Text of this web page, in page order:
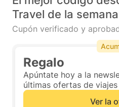
Travel de la semana
Cupón verificado y
Regalo
Apúntate hoy a la
últimas ofertas de viajes
Ver la